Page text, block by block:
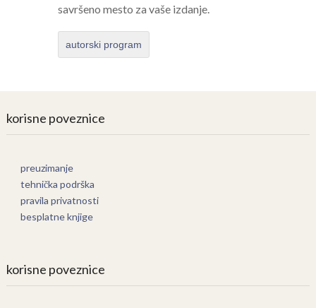
savršeno mesto za vaše izdanje.
autorski program
korisne poveznice
preuzimanje
tehnička podrška
pravila privatnosti
besplatne knjige
korisne poveznice